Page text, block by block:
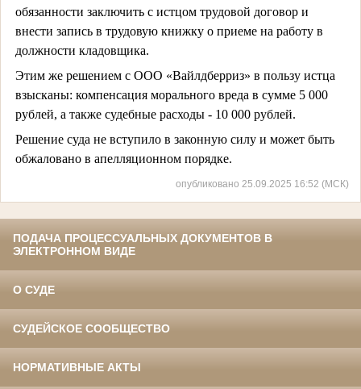
обязанности заключить с истцом трудовой договор и
внести запись в трудовую книжку о приеме на работу в
должности кладовщика.
Этим же решением с ООО «Вайлдберриз» в пользу истца
взысканы: компенсация морального вреда в сумме 5 000
рублей, а также судебные расходы - 10 000 рублей.
Решение суда не вступило в законную силу и может быть
обжаловано в апелляционном порядке.
опубликовано 25.09.2025 16:52 (МСК)
ПОДАЧА ПРОЦЕССУАЛЬНЫХ ДОКУМЕНТОВ В
ЭЛЕКТРОННОМ ВИДЕ
О СУДЕ
СУДЕЙСКОЕ СООБЩЕСТВО
НОРМАТИВНЫЕ АКТЫ